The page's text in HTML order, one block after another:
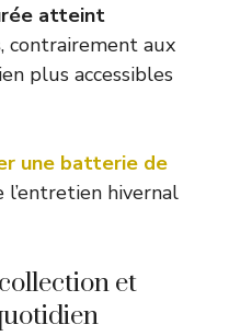
atteint
, contrairement aux
plus accessibles
une batterie de
l’entretien hivernal
et